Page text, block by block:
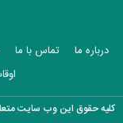
درباره ما تماس با ما